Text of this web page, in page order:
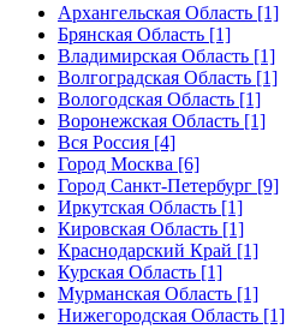
Архангельская Область [1]
Брянская Область [1]
Владимирская Область [1]
Волгоградская Область [1]
Вологодская Область [1]
Воронежская Область [1]
Вся Россия [4]
Город Москва [6]
Город Санкт-Петербург [9]
Иркутская Область [1]
Кировская Область [1]
Краснодарский Край [1]
Курская Область [1]
Мурманская Область [1]
Нижегородская Область [1]